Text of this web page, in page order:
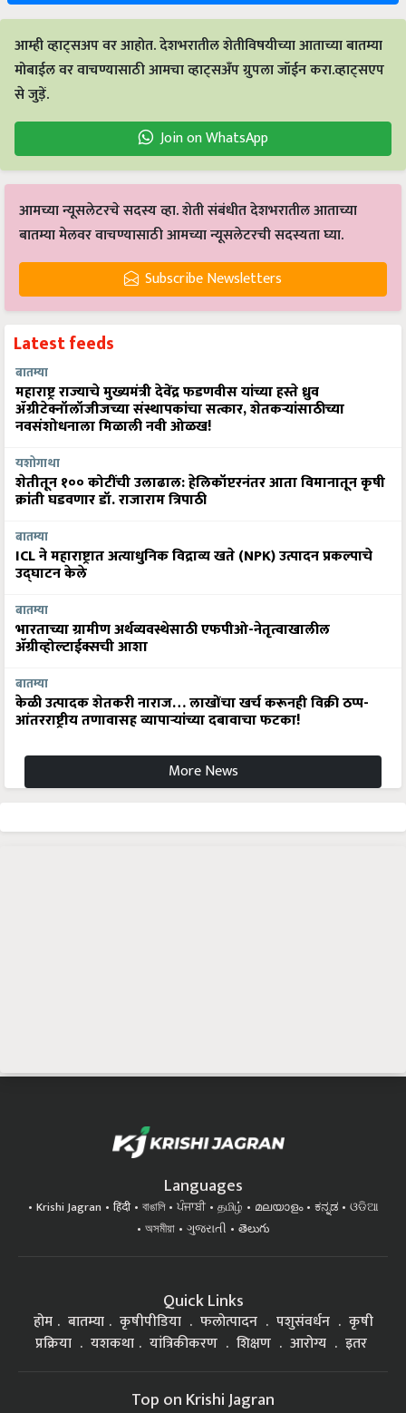
आम्ही व्हाट्सअप वर आहोत. देशभरातील शेतीविषयीच्या आताच्या बातम्या
मोबाईल वर वाचण्यासाठी आमचा व्हाट्सअँप ग्रुपला जॉईन करा.व्हाट्सएप
से जुड़ें.
Join on WhatsApp
आमच्या न्यूसलेटरचे सदस्य व्हा. शेती संबंधीत देशभरातील आताच्या
बातम्या मेलवर वाचण्यासाठी आमच्या न्यूसलेटरची सदस्यता घ्या.
Subscribe Newsletters
Latest feeds
बातम्या
महाराष्ट्र राज्याचे मुख्यमंत्री देवेंद्र फडणवीस यांच्या हस्ते ध्रुव
ॲग्रीटेक्नॉलॉजीजच्या संस्थापकांचा सत्कार, शेतकऱ्यांसाठीच्या
नवसंशोधनाला मिळाली नवी ओळख!
यशोगाथा
शेतीतून १०० कोटींची उलाढाल: हेलिकॉप्टरनंतर आता विमानातून कृषी
क्रांती घडवणार डॉ. राजाराम त्रिपाठी
बातम्या
ICL ने महाराष्ट्रात अत्याधुनिक विद्राव्य खते (NPK) उत्पादन प्रकल्पाचे
उद्घाटन केले
बातम्या
भारताच्या ग्रामीण अर्थव्यवस्थेसाठी एफपीओ-नेतृत्वाखालील
अ‍ॅग्रीव्होल्टाईक्सची आशा
बातम्या
केळी उत्पादक शेतकरी नाराज… लाखोंचा खर्च करूनही विक्री ठप्प-
आंतरराष्ट्रीय तणावासह व्यापाऱ्यांच्या दबावाचा फटका!
More News
Languages
Krishi Jagran हिंदी বাঙালি ਪੰਜਾਬੀ தமிழ் മലയാളം ಕನ್ನಡ
ଓଡିଆ
অসমীয়া
ગુજરાતી తెలుగు
Quick Links
होम बातम्या कृषीपीडिया फलोत्पादन पशुसंवर्धन
कृषी
प्रक्रिया
यशकथा यांत्रिकीकरण शिक्षण आरोग्य इतर
Top on Krishi Jagran